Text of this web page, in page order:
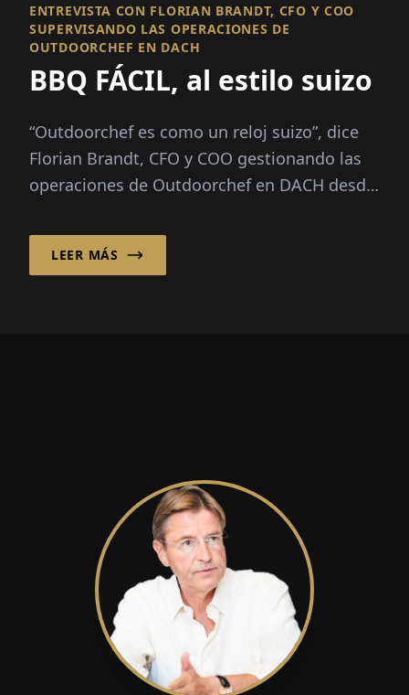
ENTREVISTA CON FLORIAN BRANDT, CFO Y COO
SUPERVISANDO LAS OPERACIONES DE
OUTDOORCHEF EN DACH
BBQ FÁCIL, al estilo suizo
“Outdoorchef es como un reloj suizo”, dice
Florian Brandt, CFO y COO gestionando las
operaciones de Outdoorchef en DACH desde
LEER MÁS